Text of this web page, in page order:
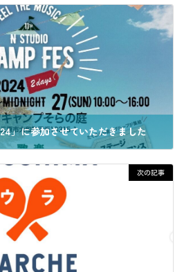
」に参加させていただきました
次の記事